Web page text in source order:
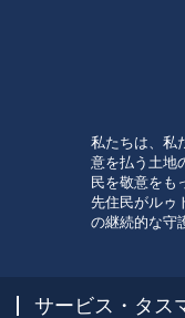
私たちは、私
意を払う土地
民を敬意をも
先住民がルゥ
の継続的な守
サービス・タス